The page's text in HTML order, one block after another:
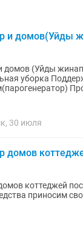
и домов(Уйды
домов (Уйды
30 июля
домов
коттеджей
приносим